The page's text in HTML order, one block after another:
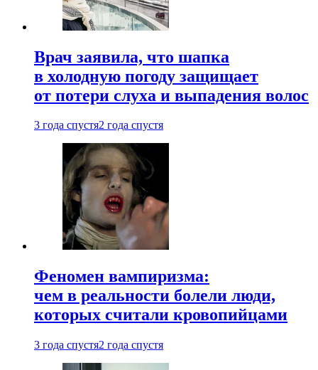
Врач заявила, что шапка
в холодную погоду защищает
от потери слуха и выпадения волос
3 года спустя2 года спустя
Феномен вампиризма:
чем в реальности болели люди,
которых считали кровопийцами
3 года спустя2 года спустя